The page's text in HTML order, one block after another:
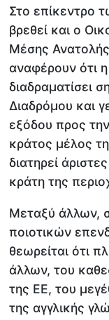
Στο επίκεντρο
βρεθεί και ο
Μέσης
αναφέρουν ότι
διαδραματίσει
Διαδρόμου και
εξόδου προς
κράτος μέλος
διατηρεί
κράτη της
Μεταξύ άλλων,
ποιοτικών
θεωρείται ότι
άλλων, του
της ΕΕ, του
της αγγλικής